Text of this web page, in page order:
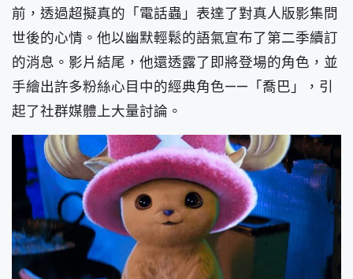
前，透過超擬真的「電話蟲」表達了對真人版影集問
世後的心情。他以幽默輕鬆的語氣宣布了第二季續訂
的消息。影片結尾，他還透露了即將登場的角色，並
手繪出許多粉絲心目中的經典角色——「喬巴」，引
起了社群媒體上大量討論。